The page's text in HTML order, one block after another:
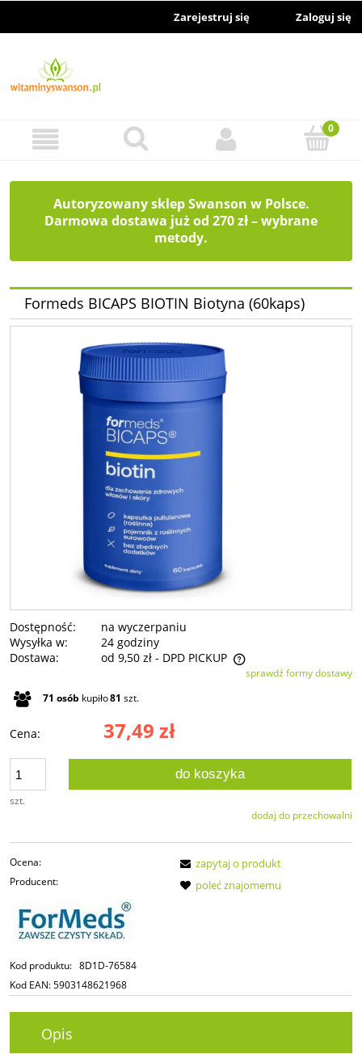
Zarejestruj się Zaloguj się
Autoryzowany sklep Swanson w Polsce.
Darmowa dostawa już od 270 zł – wybrane
metody.
Formeds BICAPS BIOTIN Biotyna (60kaps)
Dostępność:
na wyczerpaniu
Wysyłka w:
24 godziny
Dostawa:
od 9,50 zł - DPD PICKUP
Cena nie zawiera ewentualnych kosztów płatnościsprawdź formy dostawy
71 osób kupiło81 szt.
Cena: 37,49 zł
szt.
do koszyka
dodaj do przechowalni
Ocena:
Producent:
Kod produktu: 8D1D-76584
Kod EAN:5903148621968
zapytaj o produkt
poleć znajomemu
Opis